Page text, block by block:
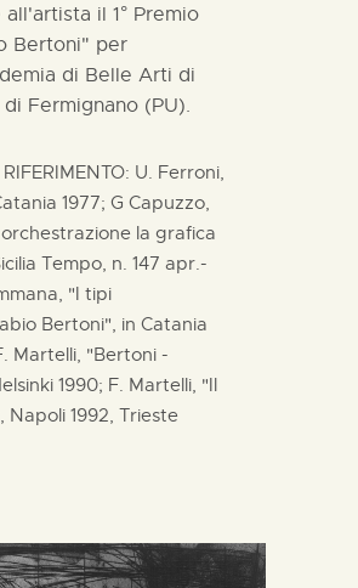
il 1° Premio
Bertoni" per
di Belle Arti di
Fermignano (PU).
U. Ferroni,
1977; G Capuzzo,
la grafica
Tempo, n. 147 apr.-
"I tipi
Bertoni", in Catania
Martelli, "Bertoni -
1990; F. Martelli, "Il
1992, Trieste